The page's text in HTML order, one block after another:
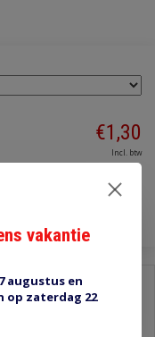
€1,30
Incl. btw
vakantie
augustus en
op zaterdag 22